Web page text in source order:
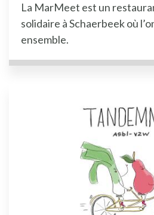
La MarMeet est un
solidaire à Schaerbeek où
ensemble.